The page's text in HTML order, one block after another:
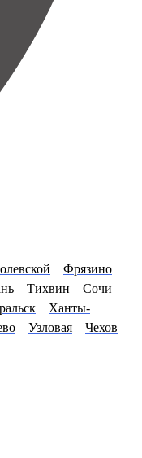
Фрязино
Тихвин
Сочи
Ханты-
Узловая
Чехов